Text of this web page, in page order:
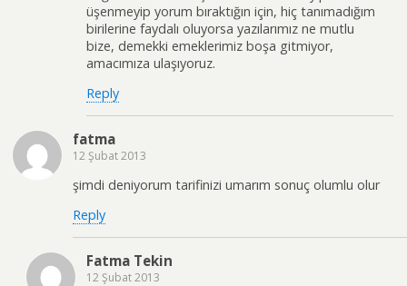
üşenmeyip yorum bıraktığın için, hiç tanımadığım
birilerine faydalı oluyorsa yazılarımız ne mutlu
bize, demekki emeklerimiz boşa gitmiyor,
amacımıza ulaşıyoruz.
Reply
fatma
12 Şubat 2013
şimdi deniyorum tarifinizi umarım sonuç olumlu olur
Reply
Fatma Tekin
12 Şubat 2013